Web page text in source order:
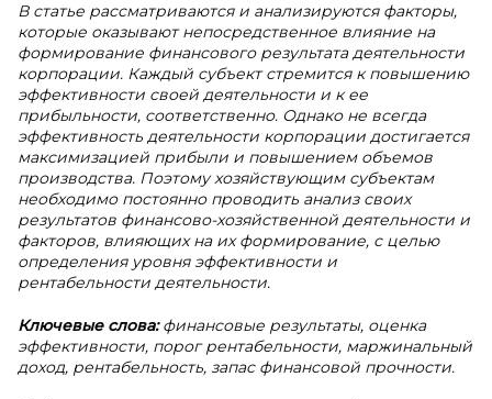
В статье рассматриваются и анализируются факторы,
которые оказывают непосредственное влияние на
формирование финансового результата деятельности
корпорации. Каждый субъект стремится к повышению
эффективности своей деятельности и к ее
прибыльности, соответственно. Однако не всегда
эффективность деятельности корпорации достигается
максимизацией прибыли и повышением объемов
производства. Поэтому хозяйствующим субъектам
необходимо постоянно проводить анализ своих
результатов финансово-хозяйственной деятельности и
факторов, влияющих на их формирование, с целью
определения уровня эффективности и
рентабельности деятельности.
Ключевые слова:финансовые результаты, оценка
эффективности, порог рентабельности, маржинальный
доход, рентабельность, запас финансовой прочности.